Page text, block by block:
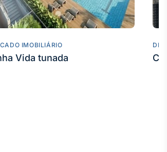
IMOBILIÁRIO
Vida tunada